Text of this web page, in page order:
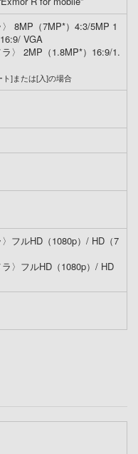
〉 8MP（7MP*）4:3/5MP 1
VGA
ラ〉 2MP（1.8MP*）16:9/1.
]または[入]の場合
〉フルHD（1080p）/ HD（7
ラ〉フルHD（1080p）/ HD